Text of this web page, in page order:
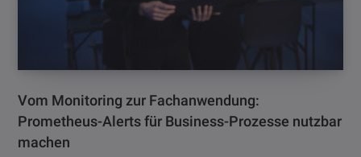
Vom Monitoring zur Fachanwendung:
Prometheus-Alerts für Business-Prozesse nutzbar
machen